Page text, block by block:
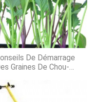
Les dents pleines
de trancheuse
clients – et
à améliorer le grappin
leurs souhaits. Nous
lignes différentes de
fabriquons
différentes de grappin
De Démarrage
Graines De Chou-